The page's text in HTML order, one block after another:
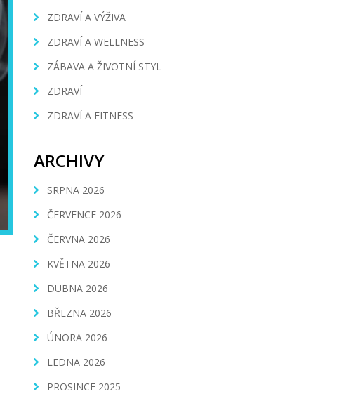
ZDRAVÍ A VÝŽIVA
ZDRAVÍ A WELLNESS
ZÁBAVA A ŽIVOTNÍ STYL
ZDRAVÍ
ZDRAVÍ A FITNESS
ARCHIVY
SRPNA 2026
ČERVENCE 2026
ČERVNA 2026
KVĚTNA 2026
DUBNA 2026
BŘEZNA 2026
ÚNORA 2026
LEDNA 2026
PROSINCE 2025